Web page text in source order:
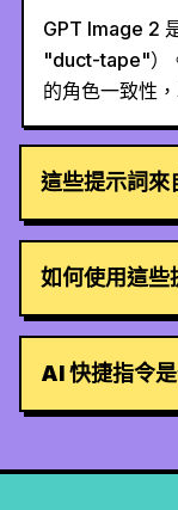
GPT Image 2
"duct-tape"）
的角色一致性
這些提示詞來
如何使用這些
AI 快捷指令